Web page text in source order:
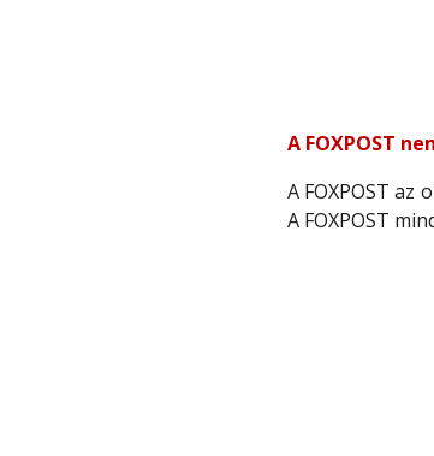
A FOXPOST
A FOXPOST
A FOXPOST